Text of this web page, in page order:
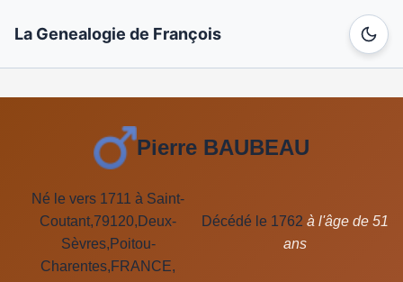
La Genealogie de François
Pierre BAUBEAU
Né le vers 1711 à Saint-
Coutant,79120,Deux-
Sèvres,Poitou-
Charentes,FRANCE,
Décédé le 1762 à l'âge de 51
ans